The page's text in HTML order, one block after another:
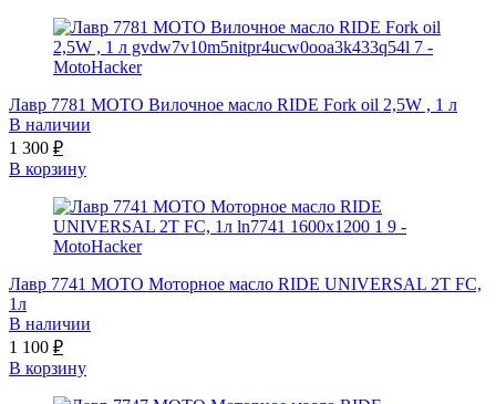
Лавр 7781 МОТО Вилочное масло RIDE Fork oil 2,5W , 1 л
В наличии
1 300 ₽
В корзину
Лавр 7741 МОТО Моторное масло RIDE UNIVERSAL 2T FC,
1л
В наличии
1 100 ₽
В корзину